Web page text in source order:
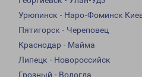
Урюпинск - Наро-Фоминск
Пятигорск - Череповец
Краснодар - Майма
Липецк - Новороссийск
Грозный - Вологда